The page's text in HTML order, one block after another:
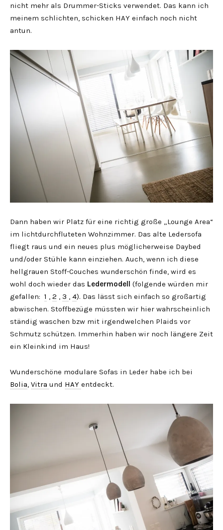
nicht mehr als Drummer-Sticks verwendet. Das kann ich
meinem schlichten, schicken HAY einfach noch nicht
antun.
Dann haben wir Platz für eine richtig große „Lounge Area“
im lichtdurchfluteten Wohnzimmer. Das alte Ledersofa
fliegt raus und ein neues plus möglicherweise Daybed
und/oder Stühle kann einziehen. Auch, wenn ich diese
hellgrauen Stoff-Couches wunderschön finde, wird es
wohl doch wieder das Ledermodell (folgende würden mir
gefallen: 1 , 2 , 3 , 4). Das lässt sich einfach so großartig
abwischen. Stoffbezüge müssten wir hier wahrscheinlich
ständig waschen bzw mit irgendwelchen Plaids vor
Schmutz schützen. Immerhin haben wir noch längere Zeit
ein Kleinkind im Haus!
Wunderschöne modulare Sofas in Leder habe ich bei
Bolia, Vitra und HAY entdeckt.